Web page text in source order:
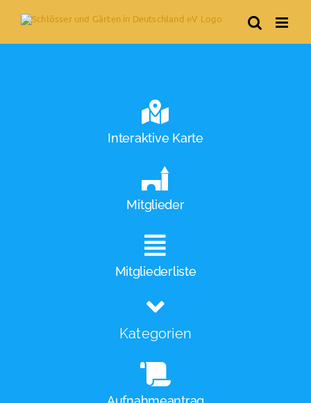
Interaktive Karte
Mitglieder
Mitgliederliste
Kategorien